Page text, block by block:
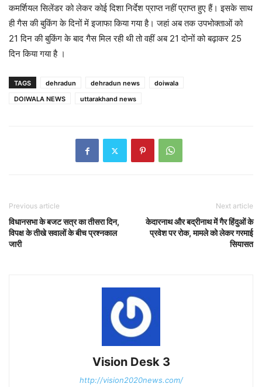
कमर्शियल सिलेंडर को लेकर कोई दिशा निर्देश प्राप्त नहीं प्राप्त हुए हैं। इसके साथ
ही गैस की बुकिंग के दिनों में इजाफा किया गया है। जहां अब तक उपभोक्ताओं को
21 दिन की बुकिंग के बाद गैस मिल रही थी तो वहीं अब 21 दोनों को बढ़ाकर 25
दिन किया गया है ।
TAGS dehradun dehradun news
doiwala
DOIWALA NEWS
uttarakhand news
Previous article
विधानसभा के बजट सत्र का तीसरा दिन,
विपक्ष के तीखे सवालों के बीच प्रश्नकाल
जारी
Next article
केदारनाथ और बद्रीनाथ में गैर हिंदुओं के
प्रवेश पर रोक, मामले को लेकर गरमाई
सियासत
Vision Desk 3
http://vision2020news.com/